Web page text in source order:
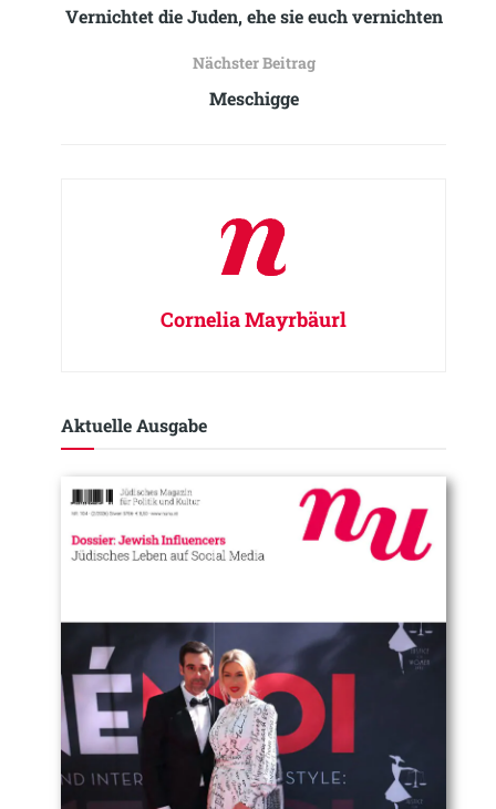
Vernichtet die Juden, ehe sie euch vernichten
Nächster Beitrag
Meschigge
Cornelia Mayrbäurl
Aktuelle Ausgabe​